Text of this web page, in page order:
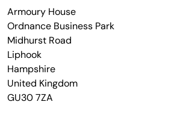
Armoury House
Ordnance Business Park
Midhurst Road
Liphook
Hampshire
United Kingdom
GU30 7ZA